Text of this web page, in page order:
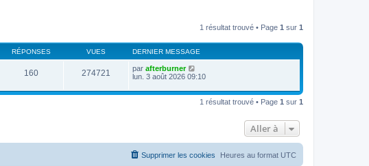
1 résultat trouvé • Page 1 sur 1
RÉPONSES VUES DERNIER MESSAGE
160 274721 par afterburner
lun. 3 août 2026 09:10
1 résultat trouvé • Page 1 sur 1
Aller à
Heures au format UTC
Supprimer les cookies